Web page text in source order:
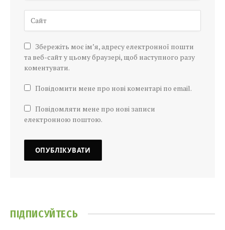
Збережіть моє ім’я, адресу електронної пошти
та веб-сайт у цьому браузері, щоб наступного разу
коментувати.
Повідомити мене про нові коментарі по email.
Повідомляти мене про нові записи
електронною поштою.
ПІДПИСУЙТЕСЬ